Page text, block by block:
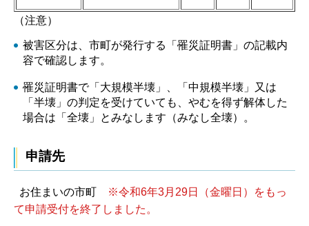
（注意）
被害区分は、市町が発行する「罹災証明書」の記載内
容で確認します。
罹災証明書で「大規模半壊」、「中規模半壊」又は
「半壊」の判定を受けていても、やむを得ず解体した
場合は「全壊」とみなします（みなし全壊）。
申請先
お住まいの市町
※令和6年3月29日（金曜日）をもっ
て申請受付を終了しました。